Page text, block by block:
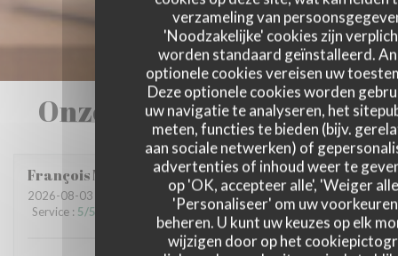
verzameling van
'Noodzakelijke' cookies zijn
worden standaard geïnstalleerd.
optionele cookies vereisen uw
Deze optionele cookies worden
uw navigatie te analyseren, het
meten, functies te bieden (bijv.
aan sociale netwerken) of
advertenties of inhoud weer te
op 'OK, accepteer alle', 'Weiger
'Personaliseer' om uw
beheren. U kunt uw keuzes op elk
wijzigen door op het
Onze gastbeoordelingen
FrançoisM
2026-08-03 - 20:00 - Gasten 3
Service : 5/5 /5 Keuken:5/5 Kwaliteit / Prijs: 5/5